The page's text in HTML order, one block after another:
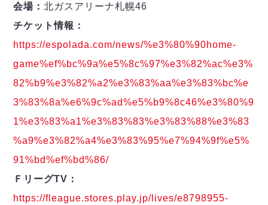
会場：北ガスアリーナ札幌46
チケット情報：
https://espolada.com/news/%e3%80%90home-
game%ef%bc%9a%e5%8c%97%e3%82%ac%e3%
82%b9%e3%82%a2%e3%83%aa%e3%83%bc%e
3%83%8a%e6%9c%ad%e5%b9%8c46%e3%80%9
1%e3%83%a1%e3%83%83%e3%83%88%e3%83
%a9%e3%82%a4%e3%83%95%e7%94%9f%e5%
91%bd%ef%bd%86/
ＦリーグTV：
https://fleague.stores.play.jp/lives/e8798955-